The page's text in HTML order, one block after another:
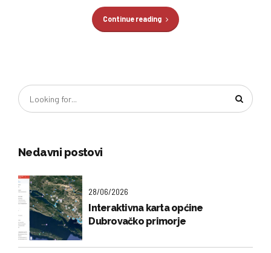
Continue reading
Nedavni postovi
28/06/2026
Interaktivna karta općine
Dubrovačko primorje